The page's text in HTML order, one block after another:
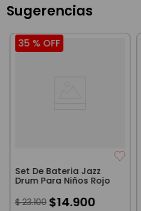
Sugerencias
35 % OFF
Set De Bateria Jazz
Drum Para Niños Rojo
$ 23.100 $14.900